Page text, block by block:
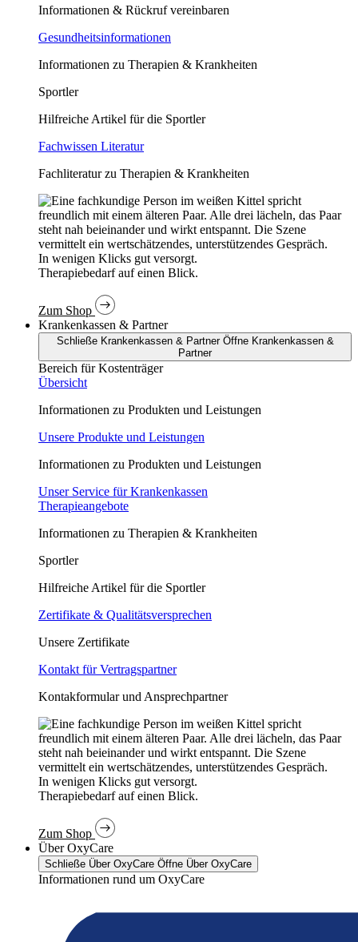
Informationen & Rückruf vereinbaren
Gesundheitsinformationen
Informationen zu Therapien & Krankheiten
Sportler
Hilfreiche Artikel für die Sportler
Fachwissen Literatur
Fachliteratur zu Therapien & Krankheiten
In wenigen Klicks gut versorgt.
Therapiebedarf auf einen Blick.
Zum Shop
Krankenkassen & Partner
Schließe Krankenkassen & Partner Öffne Krankenkassen &
Partner
Bereich für Kostenträger
Übersicht
Informationen zu Produkten und Leistungen
Unsere Produkte und Leistungen
Informationen zu Produkten und Leistungen
Unser Service für Krankenkassen
Therapieangebote
Informationen zu Therapien & Krankheiten
Sportler
Hilfreiche Artikel für die Sportler
Zertifikate & Qualitätsversprechen
Unsere Zertifikate
Kontakt für Vertragspartner
Kontakformular und Ansprechpartner
In wenigen Klicks gut versorgt.
Therapiebedarf auf einen Blick.
Zum Shop
Über OxyCare
Schließe Über OxyCare Öffne Über OxyCare
Informationen rund um OxyCare